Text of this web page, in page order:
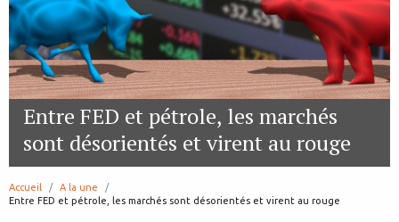
Entre FED et pétrole, les marchés
sont désorientés et virent au rouge
Accueil
A la une
page:
Entre FED et pétrole, les marchés sont désorientés et virent au rouge